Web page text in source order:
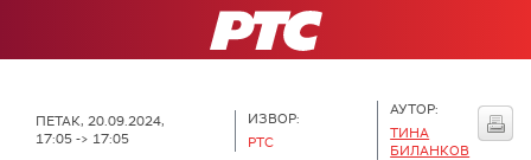
РТС
ПЕТАК, 20.09.2024,
17:05 -> 17:05
ИЗВОР:
РТС
АУТОР:
ТИНА
БИЛАНКОВ